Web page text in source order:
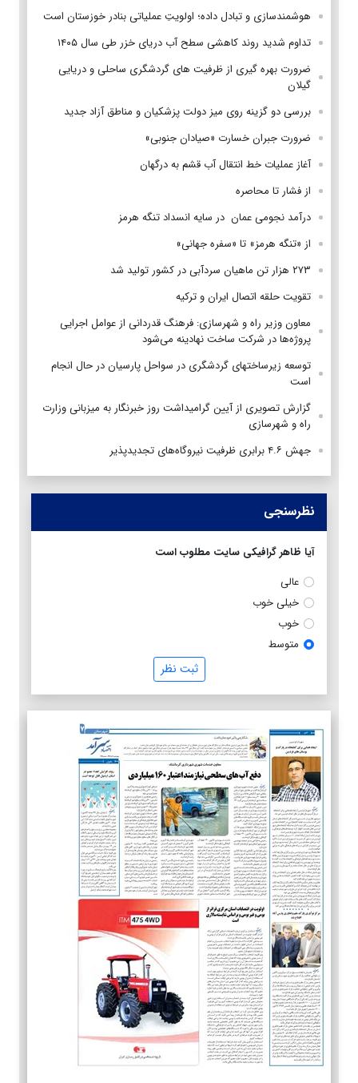
هوشمندسازی و تبادل داده؛ اولویتِ عملیاتی بنادر خوزستان است
تداوم شدید روند کاهشی سطح آب دریای خزر طی سال ۱۴۰۵
ضرورت بهره گیری از ظرفیت های گردشگری ساحلی و دریایی
گیلان
بررسی دو گزینه روی میز دولت پزشکیان و مناطق آزاد جدید
ضرورت جبران خسارت «صیادان جنوبی»
آغاز عملیات خط انتقال آب قشم به درگهان
از فشار تا محاصره
درآمد نجومی عمان در سایه انسداد تنگه هرمز
از «تنگه هرمز» تا «سفره جهانی»
۲۷۳ هزار تن ماهیان سردآبی در کشور تولید شد
تقویت حلقه اتصال ایران و ترکیه
معاون وزیر راه و شهرسازی: فرهنگ قدردانی از عوامل اجرایی
پروژه‌ها در شرکت ساخت نهادینه می‌شود
توسعه زیرساختهای گردشگری در سواحل پارسیان در حال انجام
است
گزارش تصویری از آیین گرامیداشت روز خبرنگار به میزبانی وزارت
راه و شهرسازی
جهش ۴.۶ برابری ظرفیت نیروگاه‌های تجدیدپذیر
نظرسنجی
آیا ظاهر گرافیکی سایت مطلوب است
عالی
خیلی خوب
خوب
متوسط
ثبت نظر